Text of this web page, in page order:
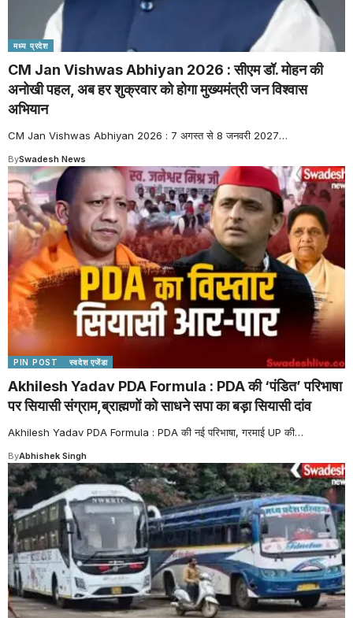
मध्य प्रदेश
CM Jan Vishwas Abhiyan 2026 : सीएम डॉ. मोहन की
अनोखी पहल, अब हर शुक्रवार को होगा मुख्यमंत्री जन विश्वास
अभियान
CM Jan Vishwas Abhiyan 2026 : 7 अगस्त से 8 जनवरी 2027…
BySwadesh News
PIN POST स्वदेश एजेंडा
Akhilesh Yadav PDA Formula : PDA की ‘पंडित’ परिभाषा
पर सियासी संग्राम,ब्राह्मणों को साधने सपा का बड़ा सियासी दांव
Akhilesh Yadav PDA Formula : PDA की नई परिभाषा, गरमाई UP की…
ByAbhishek Singh